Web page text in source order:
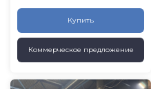
Купить
Коммерческое предложение